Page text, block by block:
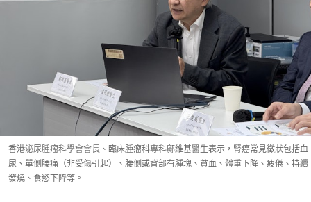
香港泌尿腫瘤科學會會長、臨床腫瘤科專科鄺維基醫生表示，腎癌常見徵狀包括血
尿、單側腰痛（非受傷引起）、腰側或背部有腫塊、貧血、體重下降、疲倦、持續
發燒、食慾下降等。